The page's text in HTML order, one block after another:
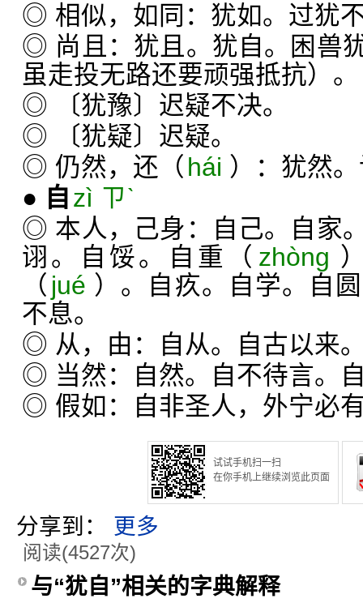
◎ 相似，如同：犹如。过犹
◎ 尚且：犹且。犹自。困兽
虽走投无路还要顽强抵抗）。
◎ 〔犹豫〕迟疑不决。
◎ 〔犹疑〕迟疑。
◎ 仍然，还（ hái ）：犹然
● 自zì ㄗˋ
◎ 本人，己身：自己。自家
诩。自馁。自重（ zhòng
（ jué ）。自疚。自学。自
不息。
◎ 从，由：自从。自古以来
◎ 当然：自然。自不待言。
◎ 假如：自非圣人，外宁必
试试手机扫一扫
在你手机上继续浏览此页面
分享到： 更多
阅读(4527次)
与“犹自”相关的字典解释